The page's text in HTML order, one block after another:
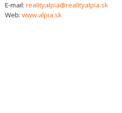
E-mail: realityalpia@realityalpia.sk
Web: www.alpia.sk